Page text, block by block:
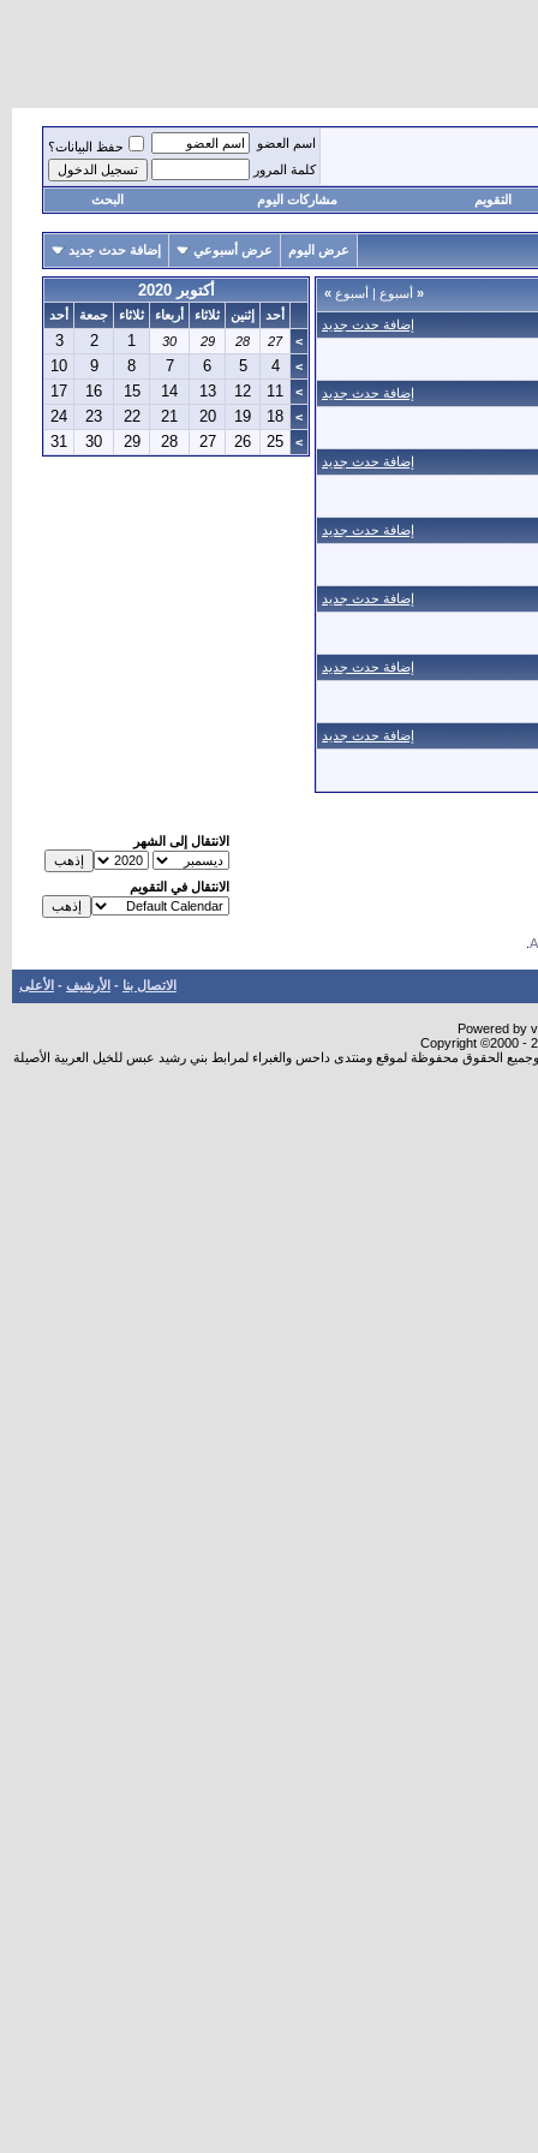
اسم العضو
حفظ البيانات؟
كلمة المرور
التقويم مشاركات اليوم البحث
عرض اليوم عرض أسبوعي إضافة حدث جديد
« أسبوع | أسبوع »
إضافة حدث جديد
إضافة حدث جديد
إضافة حدث جديد
إضافة حدث جديد
إضافة حدث جديد
إضافة حدث جديد
إضافة حدث جديد
أكتوبر 2020
أحد إثنين ثلاثاء أربعاء ثلاثاء جمعة
أحد
>
27
28
29
30
1
2
3
>
4
5
6
7
8
9
10
>
11
12
13
14
15
16
17
>
18
19
20
21
22
23
24
>
25
26
27
28
29
30
31
الانتقال إلى الشهر
الانتقال في التقويم
الاتصال بنا - الأرشيف - الأعلى
Powered by
Copyright ©2000 -
الحقوق محفوظة لموقع ومنتدى داحس والغبراء لمرابط بني رشيد عبس للخيل العربية الأصيلة